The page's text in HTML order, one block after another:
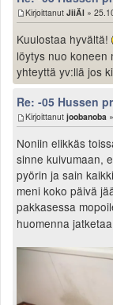
Kirjoittanut JiiÄl »
Kuulostaa hyvältä!
löytys nuo koneen
yhteyttä yv:llä jos
Re: -05 Hussen
Kirjoittanut joobanoba
Noniin elikkäs
sinne kuivumaan,
pyörin ja sain
meni koko päivä
pakkasessa
huomenna